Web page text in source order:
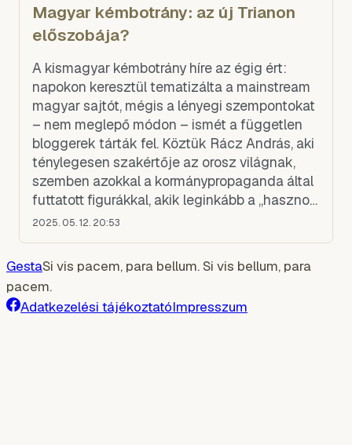
Magyar kémbotrány: az új Trianon
előszobája?
A kismagyar kémbotrány híre az égig ért:
napokon keresztül tematizálta a mainstream
magyar sajtót, mégis a lényegi szempontokat
– nem meglepő módon – ismét a független
bloggerek tárták fel. Köztük Rácz András, aki
ténylegesen szakértője az orosz világnak,
szemben azokkal a kormánypropaganda által
futtatott figurákkal, akik leginkább a „hasznos
idióta” és a „kitartott” határvidékén mozognak
2025. 05. 12. 20:53
GestaSi vis pacem, para bellum. Si vis bellum, para
pacem.
Adatkezelési tájékoztatóImpresszum